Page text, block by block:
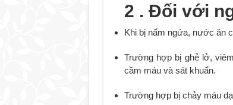
2 . Đối với
Khi bị nấm ngứa, nước ăn
Trường hợp bị ghẻ lở,
cầm máu và sát khuẩn.
Trường hợp bị chảy máu